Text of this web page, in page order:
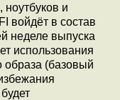
и
войдёт в состав
неделе выпуска
использования
образа (базовый